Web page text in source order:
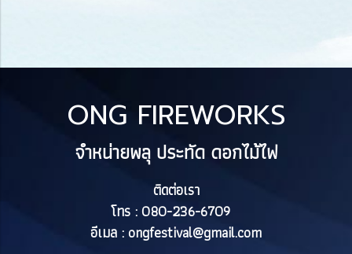
ONG FIREWORKS
จำหน่ายพลุ ประทัด ดอกไม้ไฟ
ติดต่อเรา
โทร : 080-236-6709
อีเมล : ongfestival@gmail.com